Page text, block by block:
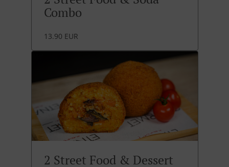
Combo
13.90 EUR
2 Street Food & Dessert